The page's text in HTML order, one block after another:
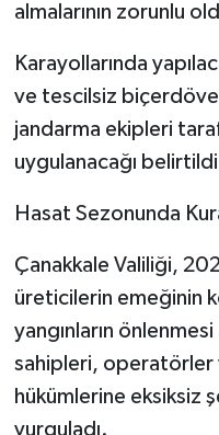
almalarının zorunlu
Karayollarında
ve tescilsiz
jandarma ekipleri
uygulanacağı
Hasat Sezonunda
Çanakkale Valiliği,
üreticilerin emeğinin
yangınların
sahipleri,
hükümlerine eksiksiz
vurguladı.